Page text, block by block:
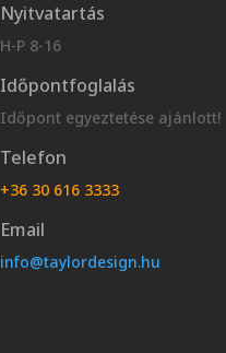
Nyitvatartás
H-P 8-16
Időpontfoglalás
Időpont egyeztetése ajánlott!
Telefon
+36 30 616 3333
Email
info@taylordesign.hu